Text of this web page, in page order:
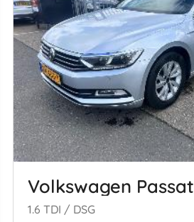
Volkswagen Passat
1.6 TDI / DSG